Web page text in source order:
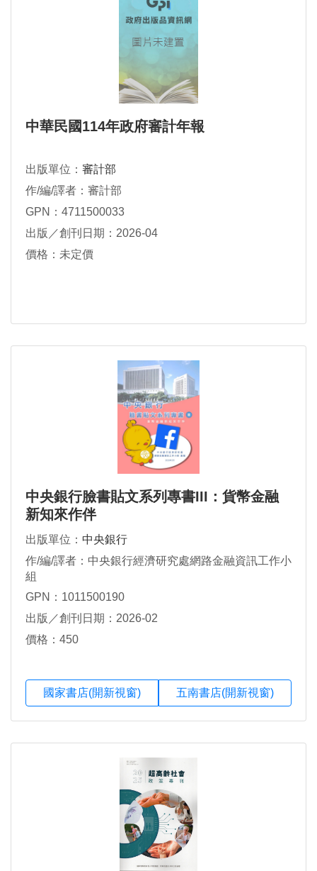
中華民國114年政府審計年報
出版單位： 審計部
作/編/譯者：審計部
GPN：4711500033
出版／創刊日期：2026-04
價格：未定價
中央銀行臉書貼文系列專書III：貨幣金融
新知來作伴
出版單位： 中央銀行
作/編/譯者：中央銀行經濟研究處網路金融資訊工作小
組
GPN：1011500190
出版／創刊日期：2026-02
價格：450
國家書店(開新視窗) 五南書店(開新視窗)